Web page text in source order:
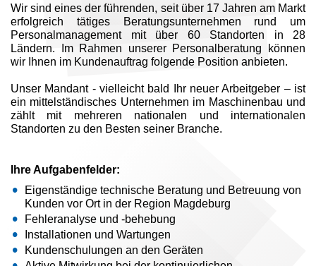
Wir sind eines der führenden, seit über 17 Jahren am Markt
erfolgreich tätiges Beratungsunternehmen rund um
Personalmanagement mit über 60 Standorten in 28
Ländern. Im Rahmen unserer Personalberatung können
wir Ihnen im Kundenauftrag folgende Position anbieten.
Unser Mandant - vielleicht bald Ihr neuer Arbeitgeber – ist
ein mittelständisches Unternehmen im Maschinenbau und
zählt mit mehreren nationalen und internationalen
Standorten zu den Besten seiner Branche.
Ihre Aufgabenfelder:
Eigenständige technische Beratung und Betreuung von
Kunden vor Ort in der Region Magdeburg
Fehleranalyse und -behebung
Installationen und Wartungen
Kundenschulungen an den Geräten